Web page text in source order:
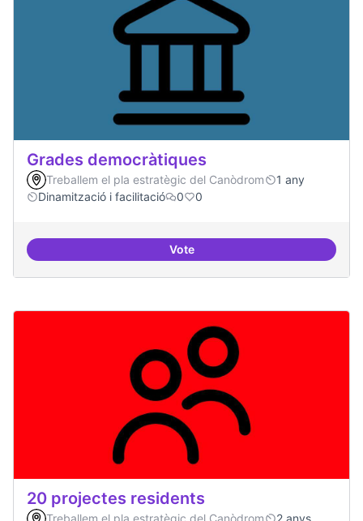
Grades democràtiques
Treballem el pla estratègic del Canòdrom
1 any
Dinamització i facilitació
0 0
VoteGrades democràtiques
20 projectes residents